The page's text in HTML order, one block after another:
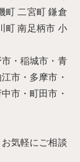
町 二宮町 鎌倉
町 南足柄市 小
・稲城市・青
市・多摩市・
市・町田市・
気軽にご相談